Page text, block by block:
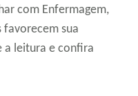
com Enfermagem,
favorecem sua
a leitura e confira